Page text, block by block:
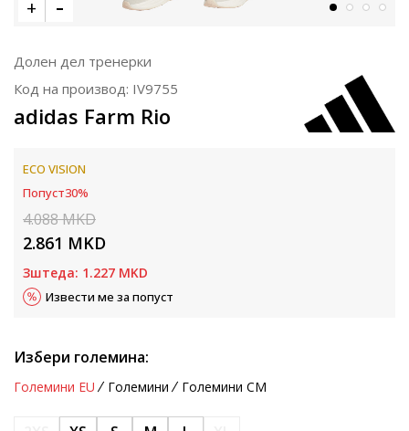
Долен дел тренерки
Код на производ: IV9755
adidas Farm Rio
ECO VISION
Попуст30%
4.088MKD
2.861 MKD
Зштеда: 1.227 MKD
Извести ме за попуст
Избери големина:
Големини EU Големини Големини CM